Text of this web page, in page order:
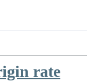
rate